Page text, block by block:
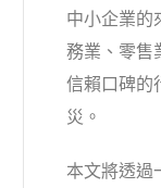
中小企業的
務業、零售
信賴口碑的
災。
本文將透過